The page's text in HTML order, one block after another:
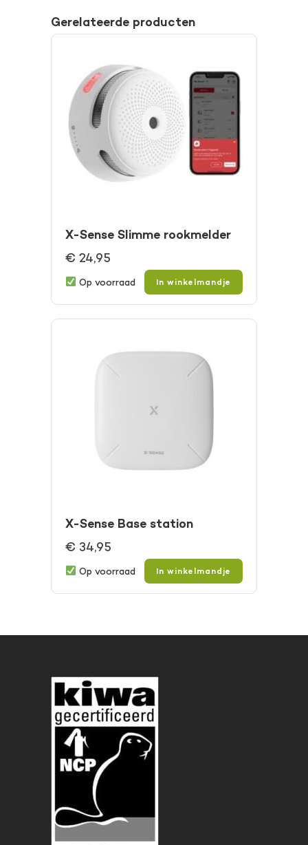
Gerelateerde producten
X-Sense Slimme rookmelder
€ 24,95
Op voorraad In winkelmandje
X-Sense Base station
€ 34,95
Op voorraad In winkelmandje